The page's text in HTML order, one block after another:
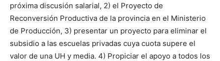
próxima discusión salarial, 2) el Proyecto de
Reconversión Productiva de la provincia en el Ministerio
de Producción, 3) presentar un proyecto para eliminar el
subsidio a las escuelas privadas cuya cuota supere el
valor de una UH y media. 4) Propiciar el apoyo a todos los